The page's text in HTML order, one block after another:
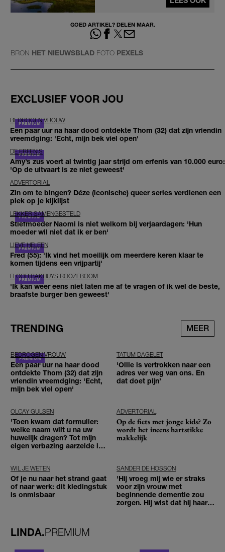
GOED ARTIKEL? DELEN MAAR.
BRON HET NIEUWSBLAD FOTO PEXELS
EXCLUSIEF VOOR JOU
BEDROGEN VROUW
Een paar uur na haar dood ontdekte Thom (32) dat zijn vriendin
vreemdging: 'Echt, mijn bek viel open'
DE ERFENIS
Amy’s zus voert al twintig jaar strijd om erfenis van 10.000 euro:
'Op de uitvaart is ze niet geweest'
ADVERTORIAL
Zin om te bingen? Déze (iconische) queer series verdienen een
plek op je kijklijst
LEKKER SAMENGESTELD
Stiefmoeder Naomi is niet welkom bij verjaardagen: 'Hun
moeder wil niet dat ik er ben'
LIEVE HELEEN
Fred (55): 'Ik vind het moeilijk om meerdere keren klaar te
komen tijdens een vrijpartij'
FLOOR BAKHUYS ROOZEBOOM
'Ik kan weer eens niet laten me af te vragen of ik wel de beste,
braafste burger ben geweest'
TRENDING MEER
BEDROGEN VROUW
Een paar uur na haar dood
ontdekte Thom (32) dat zijn
vriendin vreemdging: 'Echt,
mijn bek viel open'
TATUM DAGELET
'Ollie is vertrokken naar een
adres ver weg van ons. En
dat doet pijn’
OLCAY GULSEN
'Toen kwam dat formulier:
welke naam wilt u na uw
huwelijk dragen? Tot mijn
eigen verbazing aarzelde ik
ADVERTORIAL
Op de fiets met jonge kids? Zo
wordt het ineens hartstikke
makkelijk
WIL JE WETEN
Of je nu naar het strand gaat
of naar werk: dit kledingstuk
is onmisbaar
SANDER DE HOSSON
'Hij vroeg mij wie er straks
voor zijn vrouw met
beginnende dementie zou
zorgen. Hij wist dat hij haar
LINDA.PREMIUM